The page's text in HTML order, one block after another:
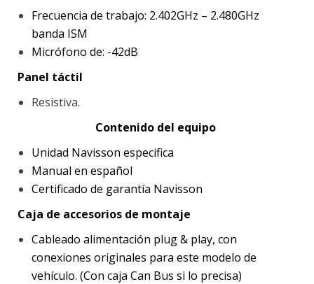
Frecuencia de trabajo: 2.402GHz – 2.480GHz
banda ISM
Micrófono de: -42dB
Panel táctil
Resistiva.
Contenido del equipo
Unidad Navisson especifica
Manual en español
Certificado de garantía Navisson
Caja de accesorios de montaje
Cableado alimentación plug & play, con
conexiones originales para este modelo de
vehículo. (Con caja Can Bus si lo precisa)